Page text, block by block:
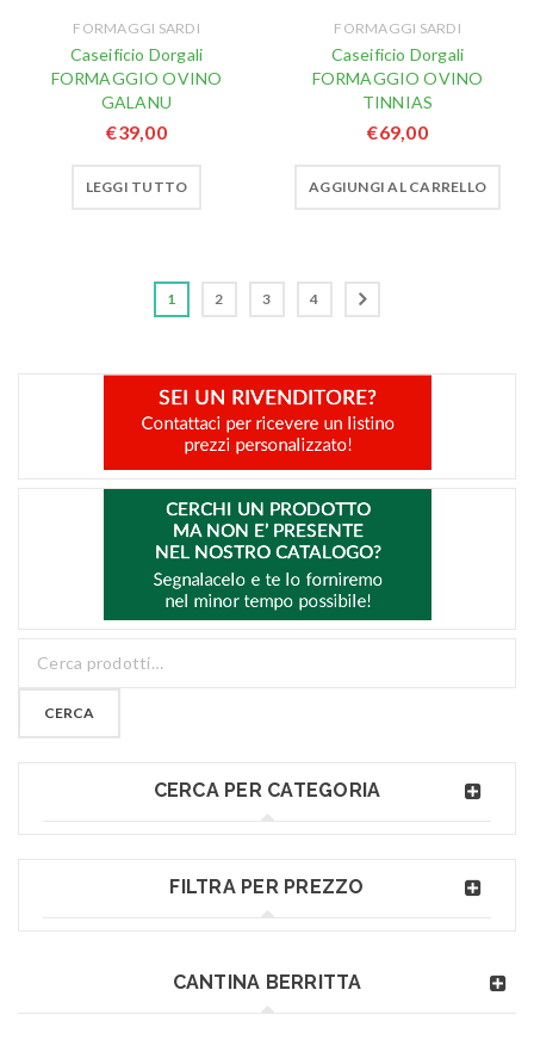
FORMAGGI SARDI
Caseificio Dorgali
FORMAGGIO OVINO
GALANU
€39,00
LEGGI TUTTO
FORMAGGI SARDI
Caseificio Dorgali
FORMAGGIO OVINO
TINNIAS
€69,00
AGGIUNGI AL CARRELLO
1 2 3 4
CERCA
CERCA PER CATEGORIA
FILTRA PER PREZZO
CANTINA BERRITTA